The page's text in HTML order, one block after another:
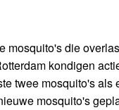
die
kondigen
twee mosquito's
mosquito's